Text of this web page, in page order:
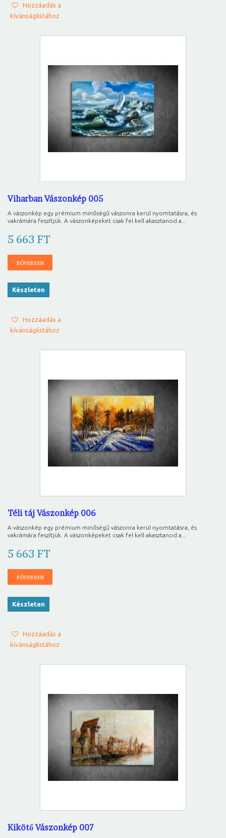
Hozzáadás a
kívánságlistához
Viharban Vászonkép 005
A vászonkép egy prémium minőségű vászonra kerül nyomtatásra, és
vakrámára feszítjük. A vászonképeket csak fel kell akasztanod a...
5 663 FT
BŐVEBBEN
Készleten
Hozzáadás a
kívánságlistához
Téli táj Vászonkép 006
A vászonkép egy prémium minőségű vászonra kerül nyomtatásra, és
vakrámára feszítjük. A vászonképeket csak fel kell akasztanod a...
5 663 FT
BŐVEBBEN
Készleten
Hozzáadás a
kívánságlistához
Kikötő Vászonkép 007